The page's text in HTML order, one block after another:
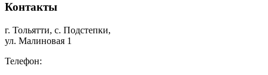
Контакты
г. Тольятти, c. Подстепки,
ул. Малиновая 1
Телефон: